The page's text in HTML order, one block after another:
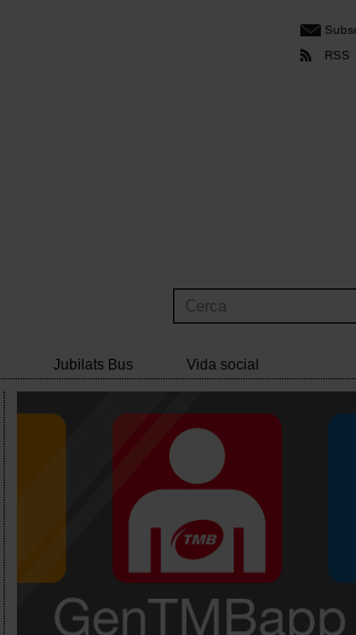
Cerca
RSS
Jubilats Bus Vida social